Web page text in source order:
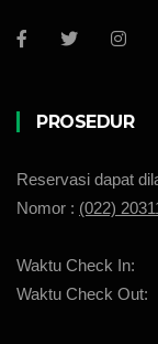
PROSEDUR
Reservasi dapat
Nomor : (022)
Waktu Check In:
Waktu Check Out: